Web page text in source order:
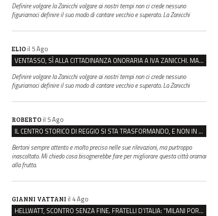
Definire volgare la Zanicchi volgare ai nostri tempi non ci crede nessuno
figuriamoci definire il suo modo di cantare vecchio e superato. La Zanicchi
ELIO il 5 Ago
VENTASSO, SÌ ALLA CITTADINANZA ONORARIA A IVA ZANICCHI. MA BARGIACCHI: “È DI PESSIMO GUSTO”
Definire volgare la Zanicchi volgare ai nostri tempi non ci crede nessuno
figuriamoci definire il suo modo di cantare vecchio e superato. La Zanicchi
ROBERTO il 5 Ago
IL CENTRO STORICO DI REGGIO SI STA TRASFORMANDO, E NON IN MEGLIO
Bertoni sempre attento e molto preciso nelle sue rilevazioni, ma purtroppo
inascoltato. Mi chiedo cosa bisognerebbe fare per migliorare questa città oramai
alla frutta.
GIANNI VATTANI il 4 Ago
HELLWATT, SCONTRO SENZA FINE. FRATELLI D’ITALIA: “MILANI PORTA DOCUMENTI, DE FRANCO INSULTI”